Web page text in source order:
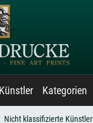
Künstler Kategorien
Nicht klassifizierte Künstler